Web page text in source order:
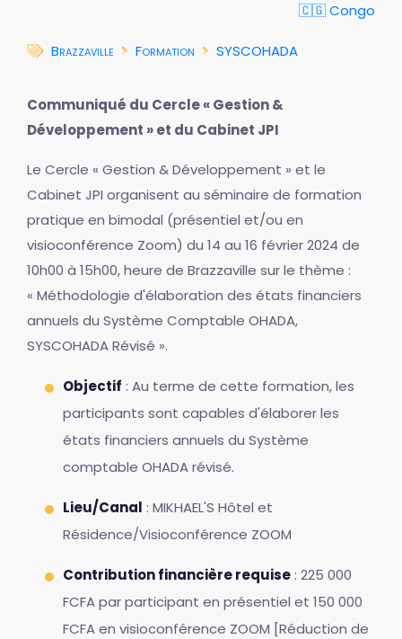
🇨🇬 Congo
Brazzaville Formation SYSCOHADA
Communiqué du Cercle « Gestion &
Développement » et du Cabinet JPI
Le Cercle « Gestion & Développement » et le
Cabinet JPI organisent au séminaire de formation
pratique en bimodal (présentiel et/ou en
visioconférence Zoom) du 14 au 16 février 2024 de
10h00 à 15h00, heure de Brazzaville sur le thème :
« Méthodologie d'élaboration des états financiers
annuels du Système Comptable OHADA,
SYSCOHADA Révisé ».
Objectif : Au terme de cette formation, les
participants sont capables d'élaborer les
états financiers annuels du Système
comptable OHADA révisé.
Lieu/Canal : MIKHAEL'S Hôtel et
Résidence/Visioconférence ZOOM
Contribution financière requise : 225 000
FCFA par participant en présentiel et 150 000
FCFA en visioconférence ZOOM [Réduction de